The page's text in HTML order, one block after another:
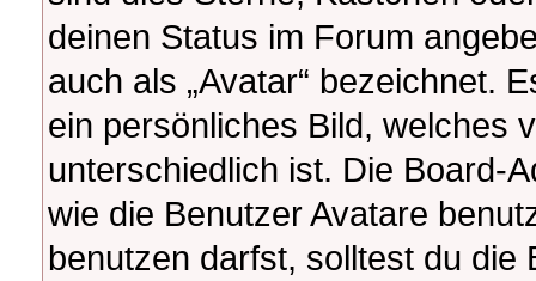
deinen Status im Forum
auch als „Avatar“ bezeichnet.
ein persönliches Bild, welches
unterschiedlich ist. Die Board-
wie die Benutzer Avatare
benutzen darfst, solltest du die